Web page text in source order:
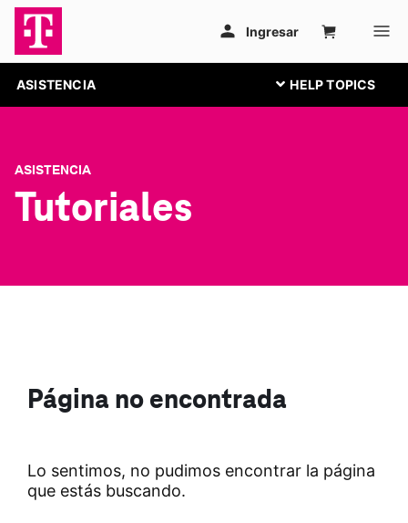
ASISTENCIA
ASISTENCIA
Tutoriales